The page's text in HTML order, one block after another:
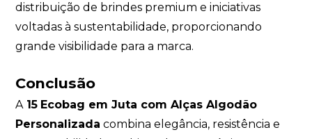
distribuição de brindes premium e iniciativas
voltadas à sustentabilidade, proporcionando
grande visibilidade para a marca.
Conclusão
A15 Ecobag em Juta com Alças Algodão
Personalizada combina elegância, resistência e